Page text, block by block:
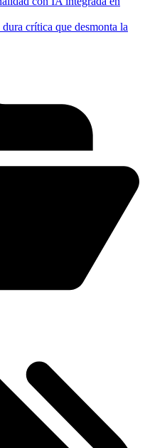
crítica que desmonta la